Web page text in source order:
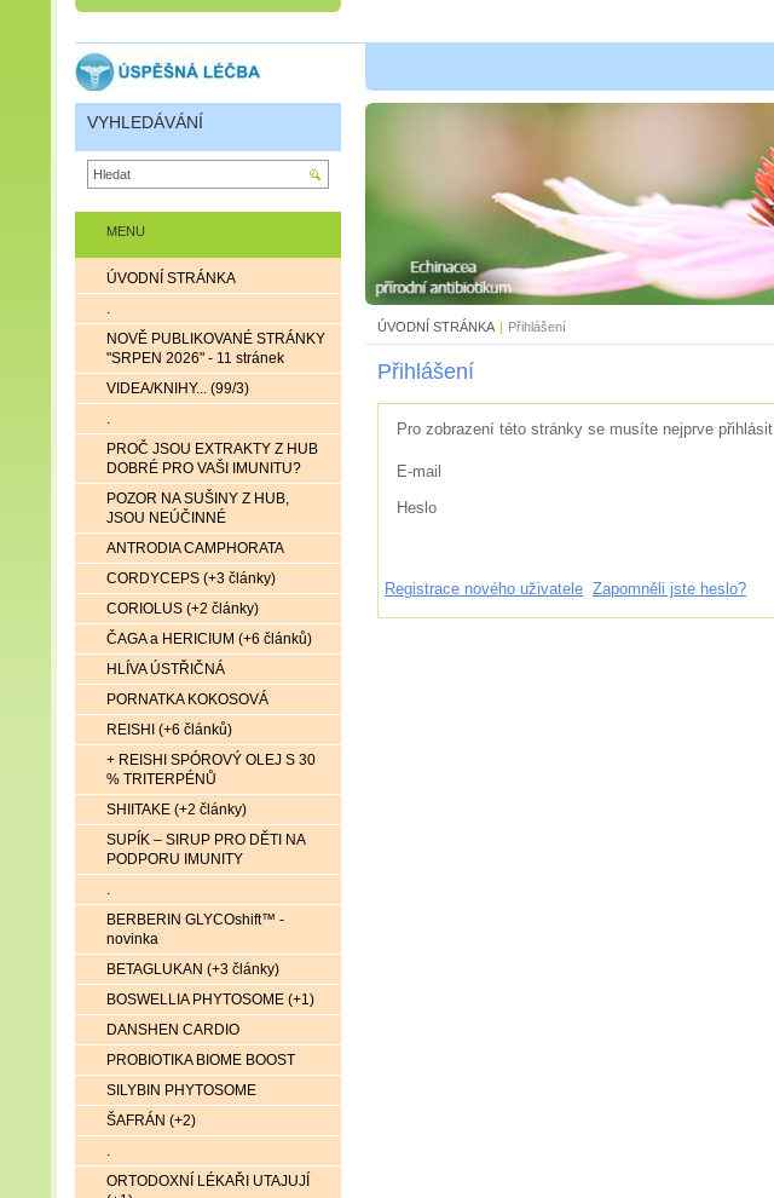
ÚVODNÍ STRÁNKA | Přihlášení
Přihlášení
Pro zobrazení této stránky se musíte nejprve přihlásit.
E-mail
Heslo
Registrace nového uživatele Zapomněli jste heslo?
MENU
ÚVODNÍ STRÁNKA
.
NOVĚ PUBLIKOVANÉ STRÁNKY
"SRPEN 2026" - 11 stránek
VIDEA/KNIHY... (99/3)
.
PROČ JSOU EXTRAKTY Z HUB
DOBRÉ PRO VAŠI IMUNITU?
POZOR NA SUŠINY Z HUB,
JSOU NEÚČINNÉ
ANTRODIA CAMPHORATA
CORDYCEPS (+3 články)
CORIOLUS (+2 články)
ČAGA a HERICIUM (+6 článků)
HLÍVA ÚSTŘIČNÁ
PORNATKA KOKOSOVÁ
REISHI (+6 článků)
+ REISHI SPÓROVÝ OLEJ S 30
% TRITERPÉNŮ
SHIITAKE (+2 články)
SUPÍK – SIRUP PRO DĚTI NA
PODPORU IMUNITY
.
BERBERIN GLYCOshift™ -
novinka
BETAGLUKAN (+3 články)
BOSWELLIA PHYTOSOME (+1)
DANSHEN CARDIO
PROBIOTIKA BIOME BOOST
SILYBIN PHYTOSOME
ŠAFRÁN (+2)
.
ORTODOXNÍ LÉKAŘI UTAJUJÍ
VYHLEDÁVÁNÍ